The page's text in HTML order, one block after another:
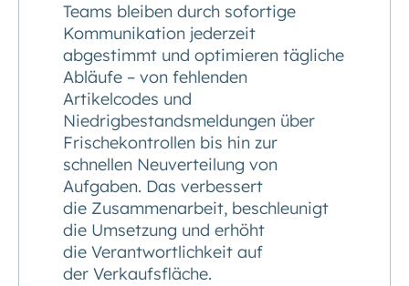
Teams bleiben durch sofortige
Kommunikation jederzeit
abgestimmt und optimieren tägliche
Abläufe – von fehlenden
Artikelcodes und
Niedrigbestandsmeldungen über
Frischekontrollen bis hin zur
schnellen Neuverteilung von
Aufgaben. Das verbessert
die Zusammenarbeit, beschleunigt
die Umsetzung und erhöht
die Verantwortlichkeit auf
der Verkaufsfläche.